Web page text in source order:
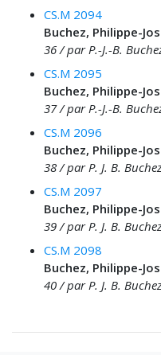
CS.M 2094
Buchez, Philippe-
36 / par P.-J.-B.
CS.M 2095
Buchez, Philippe-
37 / par P.-J.-B.
CS.M 2096
Buchez, Philippe-
38 / par P. J. B.
CS.M 2097
Buchez, Philippe-
39 / par P. J. B.
CS.M 2098
Buchez, Philippe-
40 / par P. J. B.